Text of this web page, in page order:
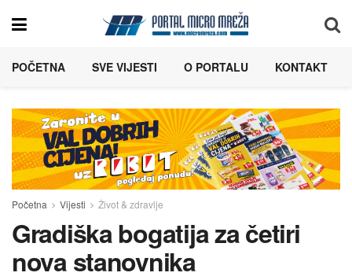
POČETNA SVE VIJESTI O PORTALU KONTAKT
Početna Vijesti Život & zdravlje
Gradiška bogatija za četiri
nova stanovnika